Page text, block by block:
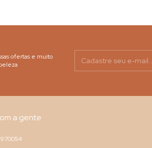
ofertas e muito
a gente